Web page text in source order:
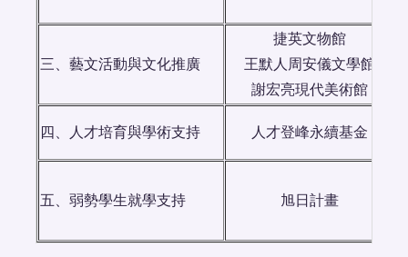
三、藝文活動與文化推廣
捷英文物館
王默人周安儀文學館
謝宏亮現代美術館
四、人才培育與學術支持 人才登峰永續基金
五、弱勢學生就學支持 旭日計畫